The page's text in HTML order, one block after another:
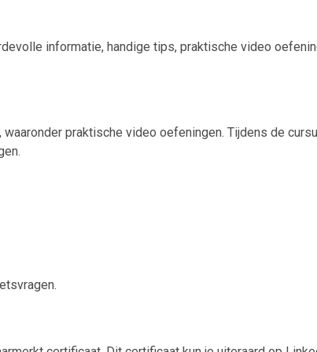
informatie, handige tips, praktische video
praktische video oefeningen. Tijdens de